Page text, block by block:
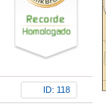
ID: 118